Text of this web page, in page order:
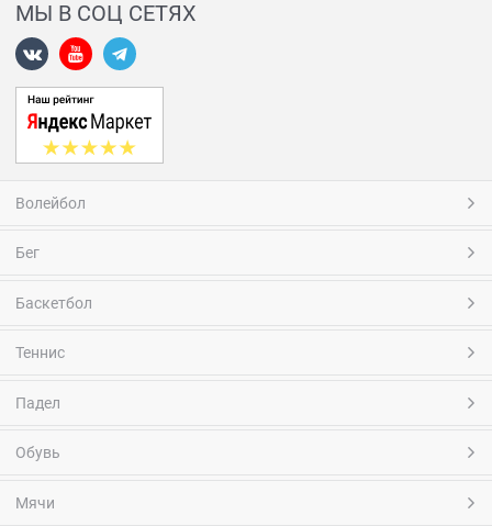
МЫ В СОЦ СЕТЯХ
Волейбол
Бег
Баскетбол
Теннис
Падел
Обувь
Мячи